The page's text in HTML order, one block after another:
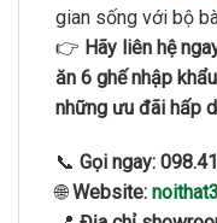
gian sống với bộ
👉 Hãy liên hệ
ăn 6 ghế nhập
những ưu đãi hấp
📞 Gọi ngay:
🌐Website: